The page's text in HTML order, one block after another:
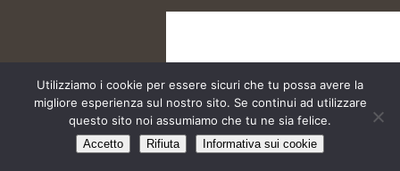
Cinema Teatro Boiardo @2013 | All Rights Reserved
Utilizziamo i cookie per essere sicuri che tu possa avere la
migliore esperienza sul nostro sito. Se continui ad utilizzare
questo sito noi assumiamo che tu ne sia felice.
Accetto Rifiuta Informativa sui cookie